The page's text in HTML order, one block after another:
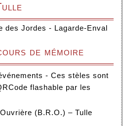
des Jordes - Lagarde-Enval
de mémoire
- Ces stèles sont
flashable par les
(B.R.O.) – Tulle